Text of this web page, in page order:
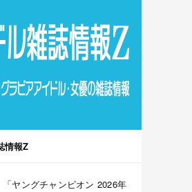
情報Z
「ヤングチャンピオン 2026年